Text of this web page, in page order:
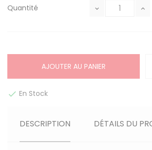
Quantité
AJOUTER AU PANIER
 En Stock
DESCRIPTION DÉTAILS DU